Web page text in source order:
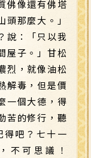
佛像還有佛塔
那麼大。」
說：「只以我
屋子。」甘松
烈，就像油松
解毒，但是價
一個大德，得
苦的修行，聽
得吧？七十一
不可思議！